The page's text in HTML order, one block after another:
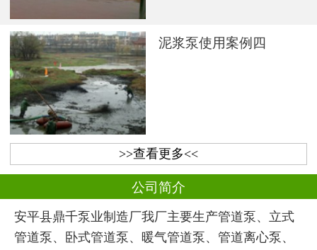
泥浆泵使用案例四
>>查看更多<<
公司简介
安平县鼎千泵业制造厂我厂主要生产管道泵、立式
管道泵、卧式管道泵、暖气管道泵、管道离心泵、